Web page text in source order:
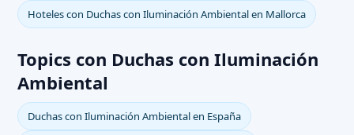
Hoteles con Duchas con Iluminación Ambiental en Mallorca
Topics con Duchas con Iluminación
Ambiental
Duchas con Iluminación Ambiental en España